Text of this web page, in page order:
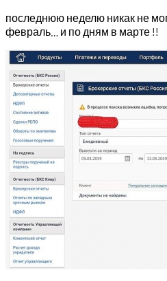
последнюю неделю никак не
февраль… и по дням в марте !!